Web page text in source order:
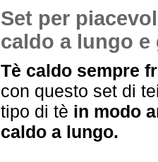
Set per
caldo a lungo e
Tè caldo sempre
con questo set di
tipo di tè in modo
caldo a lungo.